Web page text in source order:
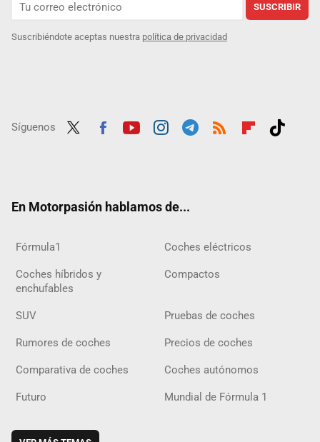
SUSCRIBIR
Suscribiéndote aceptas nuestra política de privacidad
Síguenos
En Motorpasión hablamos de...
Fórmula1 Coches eléctricos
Coches híbridos y
enchufables
Compactos
SUV Pruebas de coches
Rumores de coches Precios de coches
Comparativa de coches Coches autónomos
Futuro Mundial de Fórmula 1